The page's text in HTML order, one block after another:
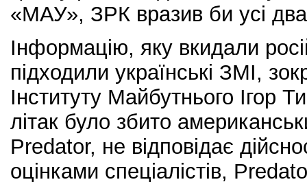
«МАУ», ЗРК вразив би усі два
Інформацію, яку вкидали
підходили українські ЗМІ,
Інституту Майбутнього Ігор
літак було збито
Predator, не відповідає
оцінками спеціалістів,